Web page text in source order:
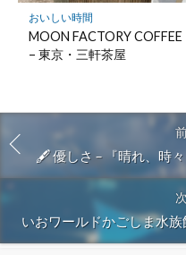
おいしい時間
MOON FACTORY COFFEE
– 東京・三軒茶屋
🖋 優しさ – 『晴れ、時々
いおワールドかごしま水